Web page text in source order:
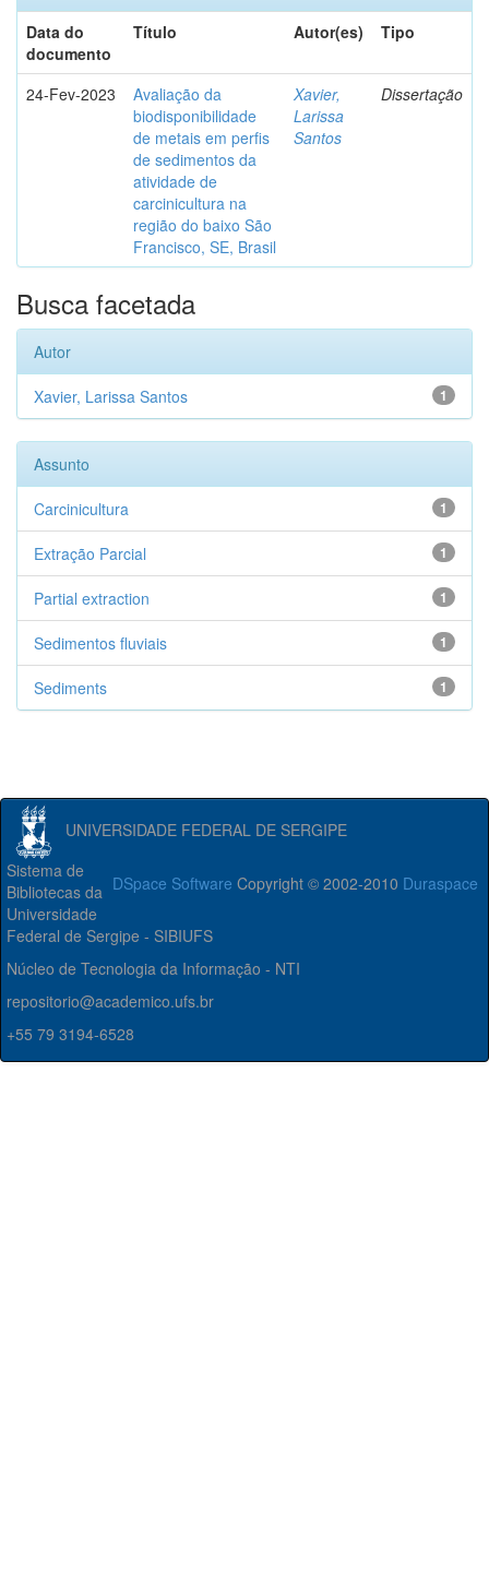
Data do
documento
Título Autor(es) Tipo
24-Fev-2023
Avaliação da
biodisponibilidade
de metais em perfis
de sedimentos da
atividade de
carcinicultura na
região do baixo São
Francisco, SE, Brasil
Xavier,
Larissa
Santos
Dissertação
Busca facetada
Autor
1
Xavier, Larissa Santos
Assunto
1
Carcinicultura
1
Extração Parcial
1
Partial extraction
1
Sedimentos fluviais
1
Sediments
UNIVERSIDADE FEDERAL DE SERGIPE
DSpace Software Copyright © 2002-2010 Duraspace
Sistema de
Bibliotecas da
Universidade
Federal de Sergipe - SIBIUFS
Núcleo de Tecnologia da Informação - NTI
repositorio@academico.ufs.br
+55 79 3194-6528